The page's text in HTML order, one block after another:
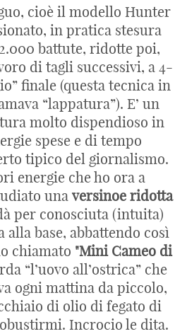
cioè il modello Hunter
in pratica stesura
battute, ridotte poi,
di tagli successivi, a 4-
finale (questa tecnica in
“lappatura”). E’ un
molto dispendioso in
spese e di tempo
tipico del giornalismo.
energie che ho ora a
una versinoe ridotta
per conosciuta (intuita)
alla base, abbattendo così
chiamato "Mini Cameo di
“l’uovo all’ostrica” che
ogni mattina da piccolo,
di olio di fegato di
Incrocio le dita.